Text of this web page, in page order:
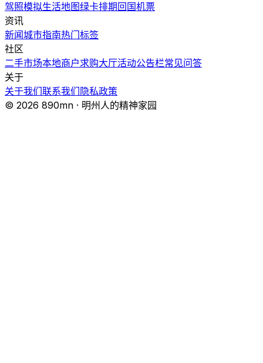
驾照模拟生活地图绿卡排期 回国机票
资讯
新闻城市指南热门标签
社区
二手市场本地商户求购大厅活动公告栏常见问答
关于
关于我们联系我们 隐私政策
© 2026 890mn · 明州人的精神家园